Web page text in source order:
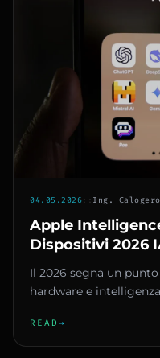
04.05.2026:: Ing.
Apple
Dispositivi 2026
Rivoluziona Mac
Il 2026 segna un
hardware e
READ →